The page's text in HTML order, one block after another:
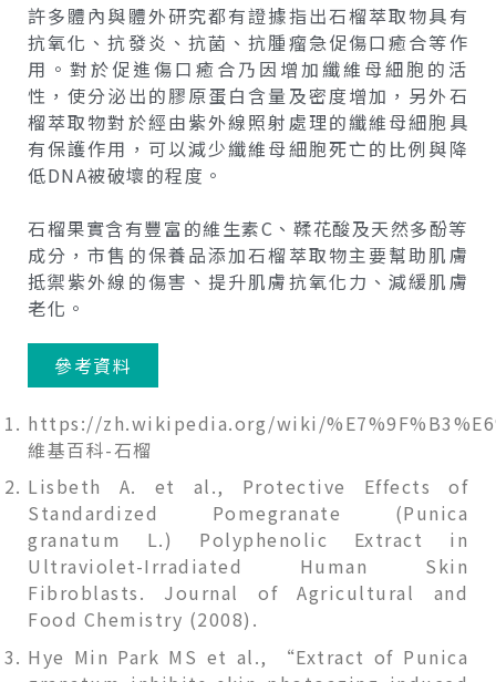
許多體內與體外研究都有證據指出石榴萃取物具有
抗氧化、抗發炎、抗菌、抗腫瘤急促傷口癒合等作
用。對於促進傷口癒合乃因增加纖維母細胞的活
性，使分泌出的膠原蛋白含量及密度增加，另外石
榴萃取物對於經由紫外線照射處理的纖維母細胞具
有保護作用，可以減少纖維母細胞死亡的比例與降
低DNA被破壞的程度。
石榴果實含有豐富的維生素C、鞣花酸及天然多酚等
成分，市售的保養品添加石榴萃取物主要幫助肌膚
抵禦紫外線的傷害、提升肌膚抗氧化力、減緩肌膚
老化。
參考資料
https://zh.wikipedia.org/wiki/
維基百科-石榴
Lisbeth A. et al., Protective Effects of
Standardized Pomegranate (Punica
granatum L.) Polyphenolic Extract in
Ultraviolet-Irradiated Human Skin
Fibroblasts. Journal of Agricultural and
Food Chemistry (2008).
Hye Min Park MS et al., “Extract of Punica